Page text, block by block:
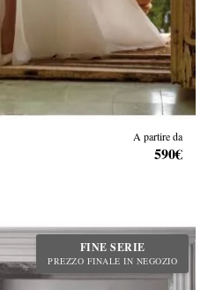
A partire da
590€
FINE SERIE
PREZZO FINALE IN NEGOZIO